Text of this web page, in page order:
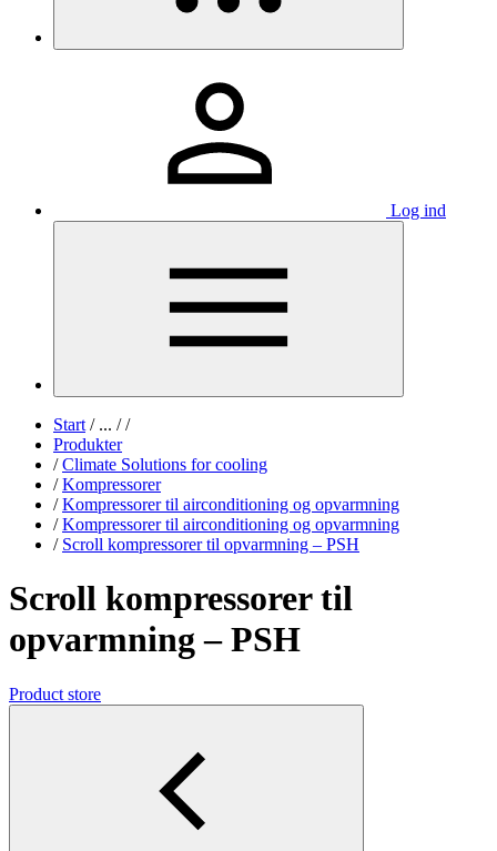
Log ind
Start /... / /
Produkter
/ Climate Solutions for cooling
/ Kompressorer
/ Kompressorer til airconditioning og opvarmning
/ Kompressorer til airconditioning og opvarmning
/ Scroll kompressorer til opvarmning – PSH
Scroll kompressorer til
opvarmning – PSH
Product store